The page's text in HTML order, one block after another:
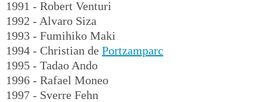
1991 - Robert Venturi
1992 - Alvaro Siza
1993 - Fumihiko Maki
1994 - Christian de Portzamparc
1995 - Tadao Ando
1996 - Rafael Moneo
1997 - Sverre Fehn